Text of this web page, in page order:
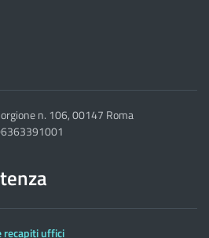
n. 106, 00147 Roma
recapiti uffici